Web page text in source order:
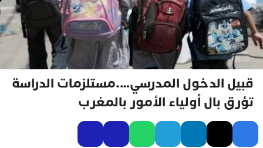
قبيل الدخول المدرسي….مستلزمات الدراسة
تؤرق بال أولياء الأمور بالمغرب